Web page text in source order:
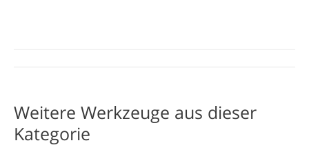
Project
Weitere Werkzeuge aus dieser
Kategorie